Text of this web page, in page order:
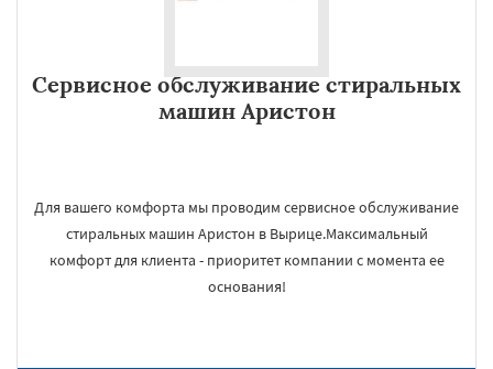
Сервисное обслуживание стиральных
машин Аристон
Для вашего комфорта мы проводим сервисное обслуживание
стиральных машин Аристон в Вырице.Максимальный
комфорт для клиента - приоритет компании с момента ее
основания!